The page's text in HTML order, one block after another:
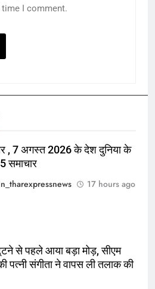
I comment.
, 7 अगस्त 2026 के देश दुनिया के
समाचार
17 hours ago
से पहले आया बड़ा मोड़, सीएम
पत्नी संगीता ने वापस ली तलाक की